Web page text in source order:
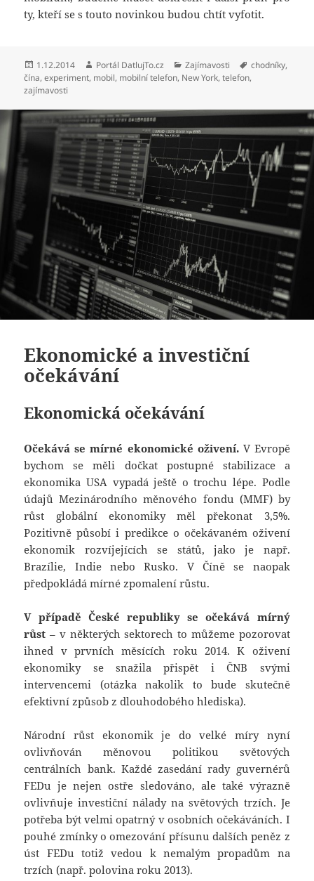
ty, kteří se s touto novinkou budou chtít vyfotit.
Publikováno:
1.12.2014 Autor:
Portál DatlujTo.cz Rubriky:
Zajímavosti Štítky:
chodníky,
čína,experiment, mobil, mobilní telefon, New York,telefon,
zajímavosti
Ekonomické a investiční
očekávání
Ekonomická očekávání
Očekává se mírné ekonomické oživení.V Evropě
bychom se měli dočkat postupné stabilizace a
ekonomika USA vypadá ještě o trochu lépe. Podle
údajů Mezinárodního měnového fondu (MMF) by
růst globální ekonomiky měl překonat 3,5%.
Pozitivně působí i predikce o očekávaném oživení
ekonomik rozvíjejících se států, jako je např.
Brazílie, Indie nebo Rusko. V Číně se naopak
předpokládá mírné zpomalení růstu.
V případě České republiky se očekává mírný
růst – v některých sektorech to můžeme pozorovat
ihned v prvních měsících roku 2014. K oživení
ekonomiky se snažila přispět i ČNB svými
intervencemi (otázka nakolik to bude skutečně
efektivní způsob z dlouhodobého hlediska).
Národní růst ekonomik je do velké míry nyní
ovlivňován měnovou politikou světových
centrálních bank. Každé zasedání rady guvernérů
FEDu je nejen ostře sledováno, ale také výrazně
ovlivňuje investiční nálady na světových trzích. Je
potřeba být velmi opatrný v osobních očekáváních. I
pouhé zmínky o omezování přísunu dalších peněz z
úst FEDu totiž vedou k nemalým propadům na
trzích (např. polovina roku 2013).